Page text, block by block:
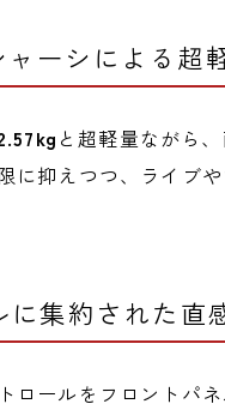
ーシによる超
と超軽量ながら
に抑えつつ、ライブ
に集約された直
ロールをフロントパ